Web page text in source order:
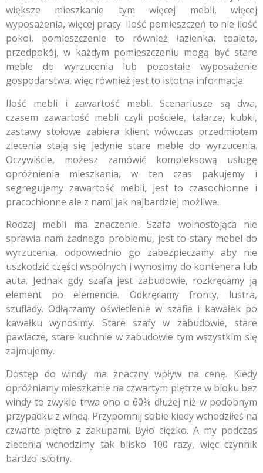
większe mieszkanie tym więcej mebli, więcej
wyposażenia, więcej pracy. Ilość pomieszczeń to nie ilość
pokoi, pomieszczenie to również łazienka, toaleta,
przedpokój, w każdym pomieszczeniu mogą być stare
meble do wyrzucenia lub pozostałe wyposażenie
gospodarstwa, więc również jest to istotna informacja.
Ilość mebli i zawartość mebli. Scenariusze są dwa,
czasem zawartość mebli czyli pościele, talarze, kubki,
zastawy stołowe zabiera klient wówczas przedmiotem
zlecenia stają się jedynie stare meble do wyrzucenia.
Oczywiście, możesz zamówić kompleksową usługę
opróżnienia mieszkania, w ten czas pakujemy i
segregujemy zawartość mebli, jest to czasochłonne i
pracochłonne ale z nami jak najbardziej możliwe.
Rodzaj mebli ma znaczenie. Szafa wolnostojąca nie
sprawia nam żadnego problemu, jest to stary mebel do
wyrzucenia, odpowiednio go zabezpieczamy aby nie
uszkodzić części wspólnych i wynosimy do kontenera lub
auta. Jednak gdy szafa jest zabudowie, rozkręcamy ją
element po elemencie. Odkręcamy fronty, lustra,
szuflady. Odłączamy oświetlenie w szafie i kawałek po
kawałku wynosimy. Stare szafy w zabudowie, stare
pawlacze, stare kuchnie w zabudowie tym wszystkim się
zajmujemy.
Dostęp do windy ma znaczny wpływ na cenę. Kiedy
opróżniamy mieszkanie na czwartym piętrze w bloku bez
windy to zwykle trwa ono o 60% dłużej niż w podobnym
przypadku z windą. Przypomnij sobie kiedy wchodziłeś na
czwarte piętro z zakupami. Było ciężko. A my podczas
zlecenia wchodzimy tak blisko 100 razy, więc czynnik
bardzo istotny.